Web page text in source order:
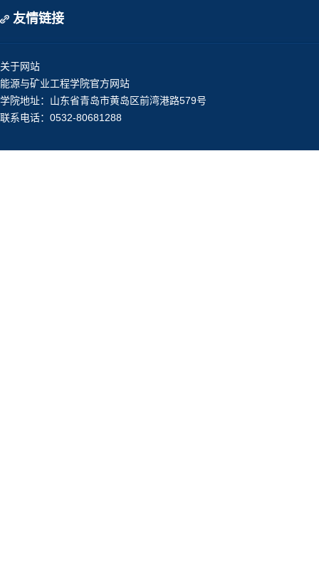
友情链接
关于网站
能源与矿业工程学院官方网站
学院地址：山东省青岛市黄岛区前湾港路579号
联系电话：0532-80681288